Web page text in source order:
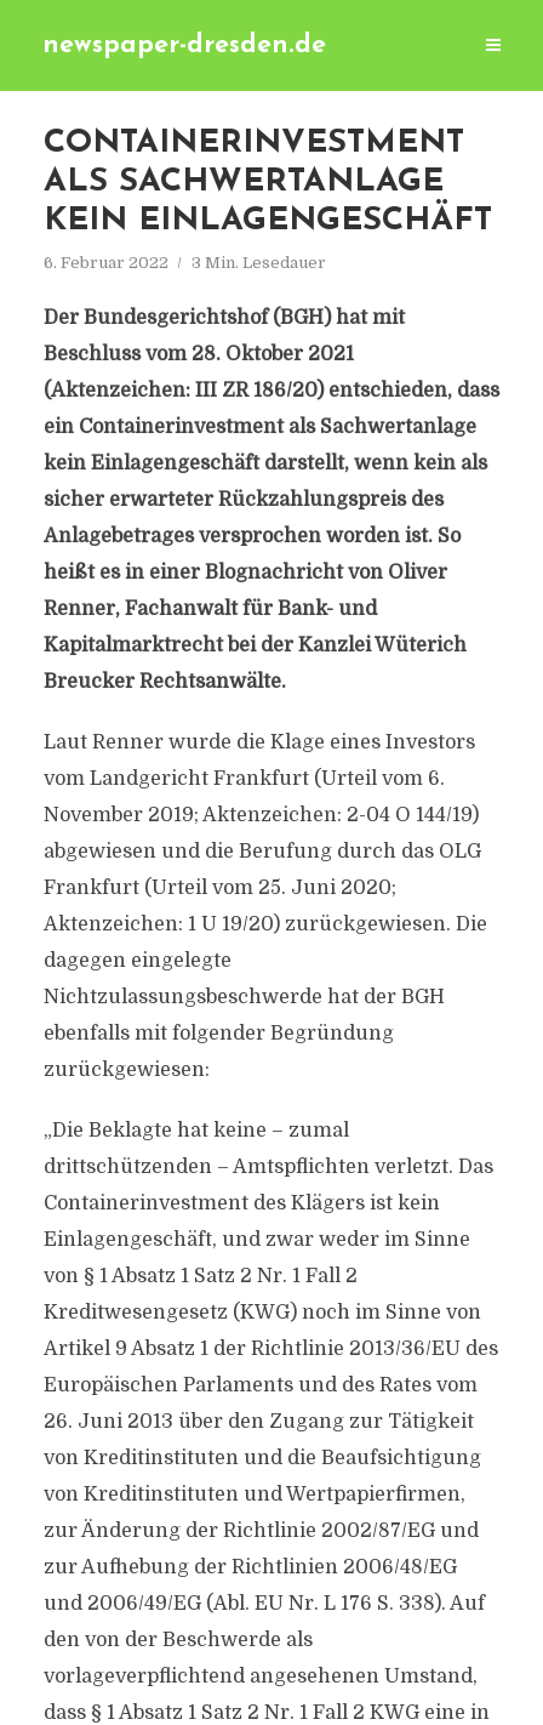
newspaper-dresden.de
CONTAINERINVESTMENT
ALS SACHWERTANLAGE
KEIN EINLAGENGESCHÄFT
6. Februar 2022 3 Min. Lesedauer
Der Bundesgerichtshof (BGH) hat mit
Beschluss vom 28. Oktober 2021
(Aktenzeichen: III ZR 186/20) entschieden, dass
ein Containerinvestment als Sachwertanlage
kein Einlagengeschäft darstellt, wenn kein als
sicher erwarteter Rückzahlungspreis des
Anlagebetrages versprochen worden ist. So
heißt es in einer Blognachricht von Oliver
Renner, Fachanwalt für Bank- und
Kapitalmarktrecht bei der Kanzlei Wüterich
Breucker Rechtsanwälte.
Laut Renner wurde die Klage eines Investors
vom Landgericht Frankfurt (Urteil vom 6.
November 2019; Aktenzeichen: 2-04 O 144/19)
abgewiesen und die Berufung durch das OLG
Frankfurt (Urteil vom 25. Juni 2020;
Aktenzeichen: 1 U 19/20) zurückgewiesen. Die
dagegen eingelegte
Nichtzulassungsbeschwerde hat der BGH
ebenfalls mit folgender Begründung
zurückgewiesen:
„Die Beklagte hat keine – zumal
drittschützenden – Amtspflichten verletzt. Das
Containerinvestment des Klägers ist kein
Einlagengeschäft, und zwar weder im Sinne
von § 1 Absatz 1 Satz 2 Nr. 1 Fall 2
Kreditwesengesetz (KWG) noch im Sinne von
Artikel 9 Absatz 1 der Richtlinie 2013/36/EU des
Europäischen Parlaments und des Rates vom
26. Juni 2013 über den Zugang zur Tätigkeit
von Kreditinstituten und die Beaufsichtigung
von Kreditinstituten und Wertpapierfirmen,
zur Änderung der Richtlinie 2002/87/EG und
zur Aufhebung der Richtlinien 2006/48/EG
und 2006/49/EG (Abl. EU Nr. L 176 S. 338). Auf
den von der Beschwerde als
vorlageverpflichtend angesehenen Umstand,
dass § 1 Absatz 1 Satz 2 Nr. 1 Fall 2 KWG eine in